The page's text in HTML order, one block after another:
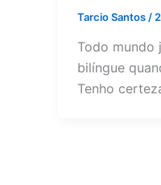
Tarcio Santos /
Todo mundo
bilíngue
Tenho